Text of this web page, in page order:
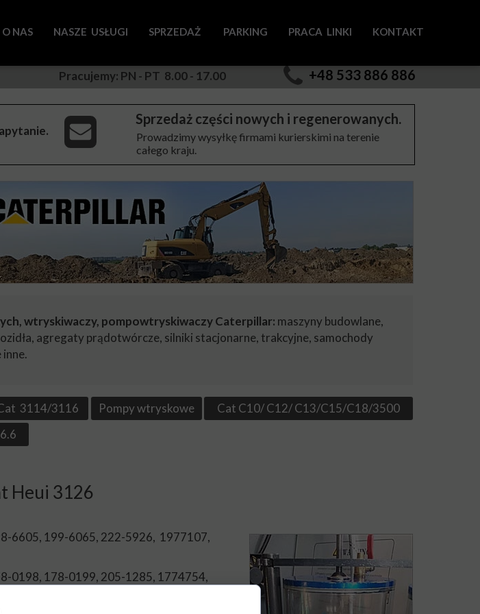
O NAS NASZE USŁUGI
Regeneracja pompowtryskiwaczy
Regeneracja wtryskiwaczy
Serwis samochodowy
Piaskowanie metali.
Mycie części
SPRZEDAŻ PARKING PRACA LINKI KONTAKT
Prowadzimy wysyłkę firmami kurierskimi na terenie
całego kraju.
Sprzedaż części nowych i regenerowanych.
wtryskiwaczy, pompowtryskiwaczy Caterpillar: maszyny budowlane,
agregaty prądotwórcze, silniki stacjonarne, trakcyjne, samochody
+48 533 886 886
Pracujemy: PN - PT 8.00 - 17.00
Heui 3126
Pompy wtryskowe
3114/3116 Cat C10/ C12/ C13/C15/C18/3500
6605, 199-6065, 222-5926, 1977107,
0198, 178-0199, 205-1285, 1774754,